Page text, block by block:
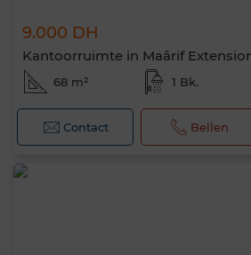
9.000 DH
Kantoorruimte in Maârif
68 m² 1 Bk.
Contact Bellen